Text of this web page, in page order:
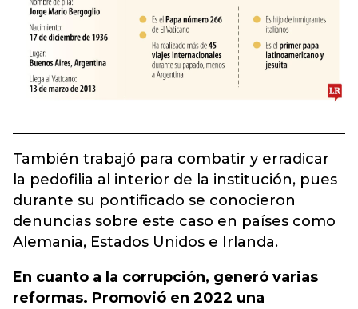
También trabajó para combatir y erradicar
la pedofilia al interior de la institución, pues
durante su pontificado se conocieron
denuncias sobre este caso en países como
Alemania, Estados Unidos e Irlanda.
En cuanto a la corrupción, generó varias
reformas. Promovió en 2022 una